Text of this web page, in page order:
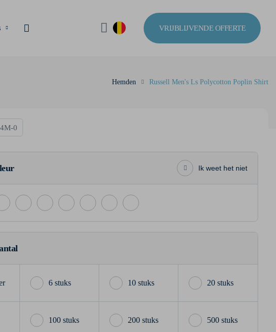
VRIJBLIJVENDE OFFERTE
Hemden Russell Men's Ls Polycotton Poplin Shirt
0
Ik weet het niet
6 stuks 10 stuks 20 stuks
100 stuks 200 stuks 500 stuks